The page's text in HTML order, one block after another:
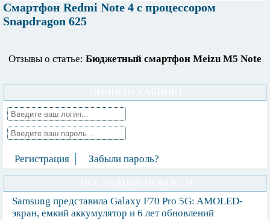
Смартфон Redmi Note 4 с процессором
Snapdragon 625
Отзывы о статье: Бюджетный смартфон Meizu M5 Note
Регистрация Забыли пароль?
Samsung представила Galaxy F70 Pro 5G: AMOLED-
экран, емкий аккумулятор и 6 лет обновлений